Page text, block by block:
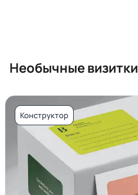
Необычные визитки
Конструктор